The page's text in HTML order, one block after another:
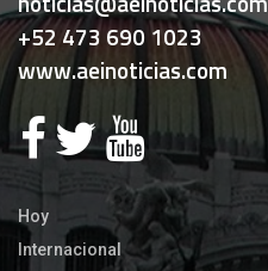
+52 473 690 1023
www.aeinoticias.com
Hoy
Internacional